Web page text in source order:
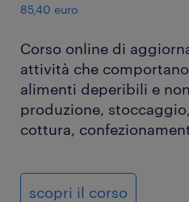
85,40 euro
Corso online di
attività che
alimenti deperibili e
produzione,
cottura,
scopri il corso